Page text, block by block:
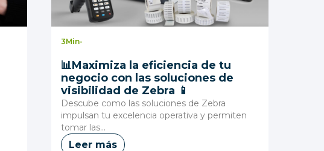
3Min-
📊Maximiza la eficiencia de tu
negocio con las soluciones de
visibilidad de Zebra 📱
Descube como las soluciones de Zebra
impulsan tu excelencia operativa y permiten
tomar las...
Leer más